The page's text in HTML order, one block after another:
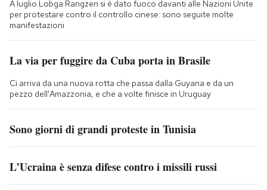
A luglio Lobga Rangzen si è dato fuoco davanti alle Nazioni Unite
per protestare contro il controllo cinese: sono seguite molte
manifestazioni
La via per fuggire da Cuba porta in Brasile
Ci arriva da una nuova rotta che passa dalla Guyana e da un
pezzo dell'Amazzonia, e che a volte finisce in Uruguay
Sono giorni di grandi proteste in Tunisia
L’Ucraina è senza difese contro i missili russi